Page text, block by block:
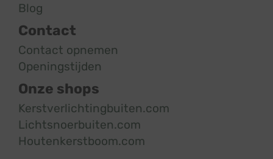
Blog
Contact
Contact opnemen
Openingstijden
Onze shops
Kerstverlichtingbuiten.com
Lichtsnoerbuiten.com
Houtenkerstboom.com